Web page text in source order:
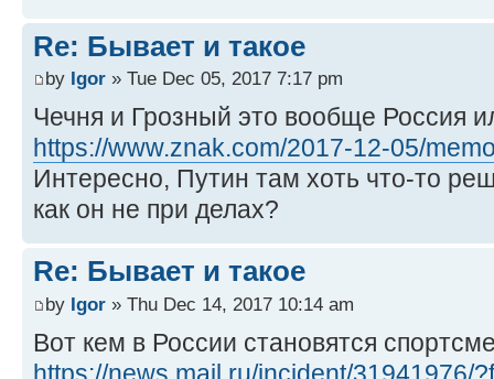
Re: Бывает и такое
by Igor » Tue Dec 05, 2017 7:17 pm
Чечня и Грозный это вообще Россия
https://www.znak.com/2017-12-05/
Интересно, Путин там хоть что-то
как он не при делах?
Re: Бывает и такое
by Igor » Thu Dec 14, 2017 10:14 am
Вот кем в России становятся
https://news.mail.ru/incident/31941976/